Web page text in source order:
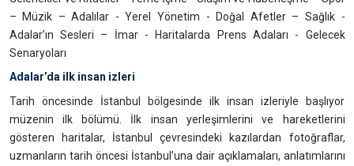
– Müzik – Adalılar - Yerel Yönetim - Doğal Afetler – Sağlık -
Adalar’ın Sesleri – İmar - Haritalarda Prens Adaları - Gelecek
Senaryoları
Adalar’da ilk insan izleri
Tarih öncesinde İstanbul bölgesinde ilk insan izleriyle başlıyor
müzenin ilk bölümü. İlk insan yerleşimlerini ve hareketlerini
gösteren haritalar, İstanbul çevresindeki kazılardan fotoğraflar,
uzmanların tarih öncesi İstanbul’una dair açıklamaları, anlatımlarını